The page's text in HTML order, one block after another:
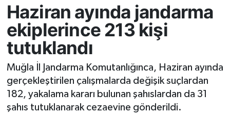
Haziran ayında jandarma
ekiplerince 213 kişi
tutuklandı
Muğla İl Jandarma Komutanlığınca, Haziran ayında
gerçekleştirilen çalışmalarda değişik suçlardan
182, yakalama kararı bulunan şahıslardan da 31
şahıs tutuklanarak cezaevine gönderildi.
Gündem
Kültür-Sanat
Resmi İlan
Sağlık